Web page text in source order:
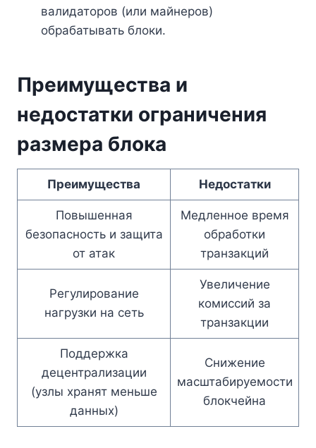
валидаторов (или майнеров)
обрабатывать блоки.
Преимущества и
недостатки ограничения
размера блока
Преимущества Недостатки
Повышенная
безопасность и защита
от атак
Медленное время
обработки
транзакций
Регулирование
нагрузки на сеть
Увеличение
комиссий за
транзакции
Поддержка
децентрализации
(узлы хранят меньше
данных)
Снижение
масштабируемости
блокчейна